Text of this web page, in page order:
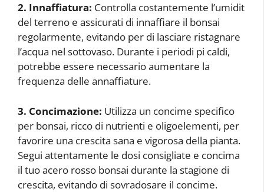
2. Innaffiatura: Controlla costantemente l’umidit
del terreno e assicurati di innaffiare il bonsai
regolarmente, evitando per di lasciare ristagnare
l’acqua nel sottovaso. Durante i periodi pi caldi,
potrebbe essere necessario aumentare la
frequenza delle annaffiature.
3. Concimazione: Utilizza un concime specifico
per bonsai, ricco di nutrienti e oligoelementi, per
favorire una crescita sana e vigorosa della pianta.
Segui attentamente le dosi consigliate e concima
il tuo acero rosso bonsai durante la stagione di
crescita, evitando di sovradosare il concime.